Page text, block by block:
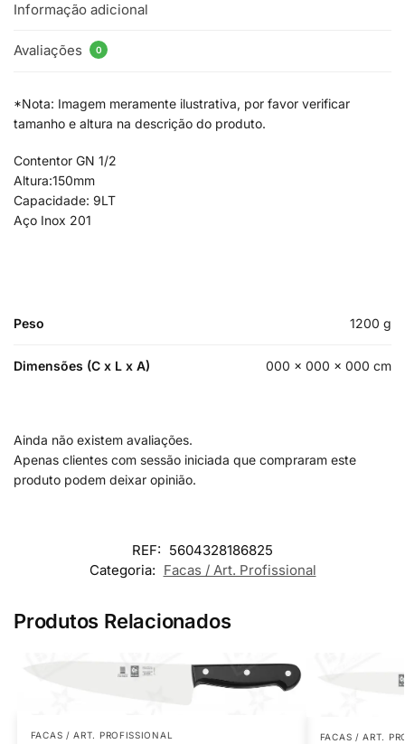
Informação adicional
Avaliações 0
*Nota: Imagem meramente ilustrativa, por favor verificar
tamanho e altura na descrição do produto.
Contentor GN 1/2
Altura:150mm
Capacidade: 9LT
Aço Inox 201
Peso 1200 g
Dimensões (C x L x A) 000 × 000 × 000 cm
Ainda não existem avaliações.
Apenas clientes com sessão iniciada que compraram este
produto podem deixar opinião.
REF: 5604328186825
Categoria: Facas / Art. Profissional
Produtos Relacionados
FACAS / ART. PROFISSIONAL FACAS / ART.